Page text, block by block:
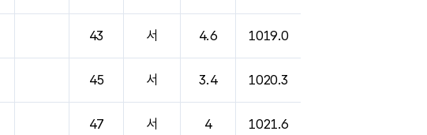
43 서 4.6 1019.0
45 서 3.4 1020.3
47 서 4 1021.6